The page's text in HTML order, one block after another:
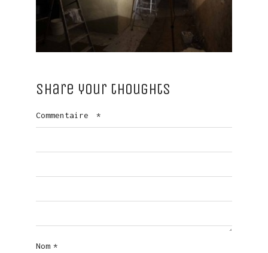
Share your thoughts
Commentaire *
Nom *